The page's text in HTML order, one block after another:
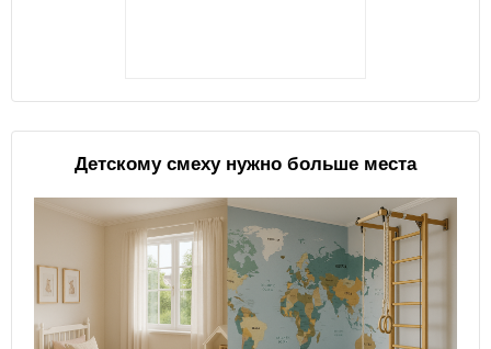
Детскому смеху нужно больше места